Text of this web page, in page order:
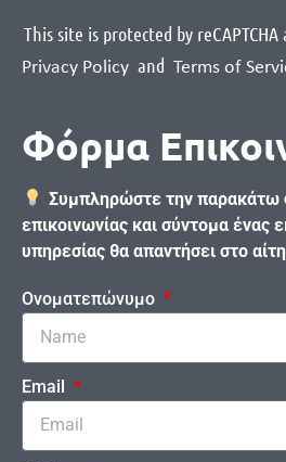
This site is protected by
Privacy Policy and Terms of
Φόρμα
Συμπληρώστε την παρακάτω
επικοινωνίας και σύντομα ένας
υπηρεσίας θα απαντήσει στο
Ονοματεπώνυμο
Email